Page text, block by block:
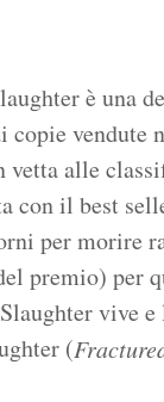
è una
vendute
alle
con il best
per morire
premio) per
vive e
(